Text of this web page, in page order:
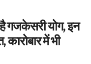
है गजकेसरी योग, इन
में भी